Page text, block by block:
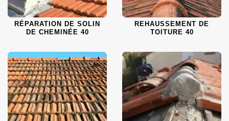
RÉPARATION DE SOLIN
DE CHEMINÉE 40
REHAUSSEMENT DE
TOITURE 40